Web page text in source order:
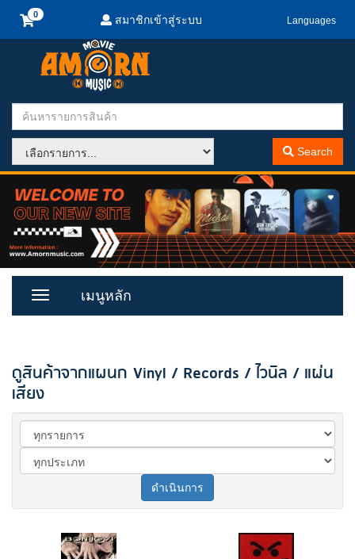
สมาชิกเข้าสู่ระบบ Languages
Search
Toggle
เมนูหลัก
ดูสินค้าจากแผนก Vinyl / Records / ไวนิล / แผ่น
เสียง
ดำเนินการ